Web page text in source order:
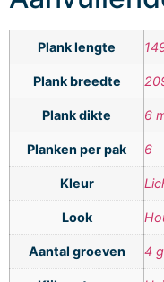
Plank lengte
Plank breedte
Plank dikte 6
Planken per pak 6
Kleur
Look
Aantal groeven 4